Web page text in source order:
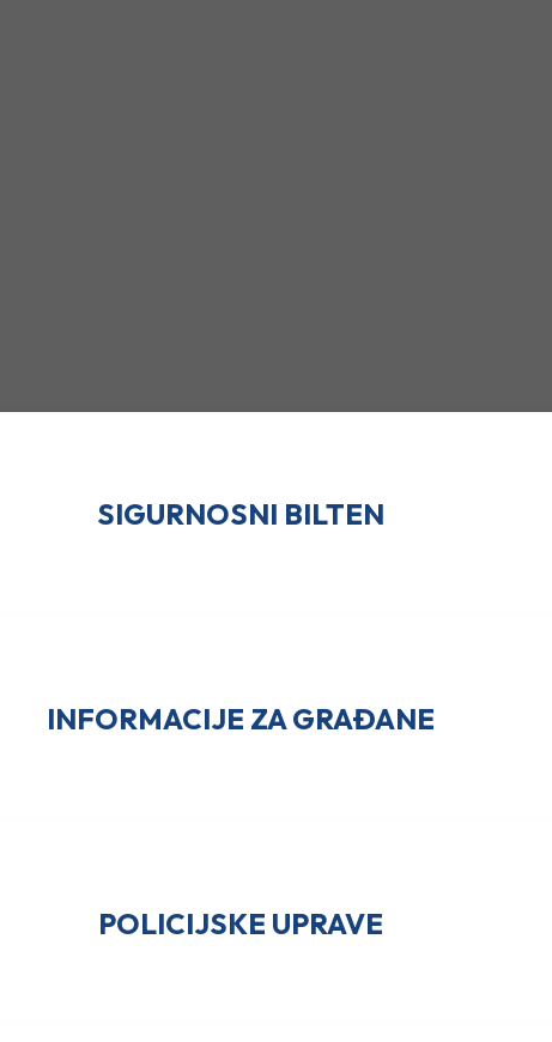
SIGURNOSNI BILTEN
INFORMACIJE ZA GRAĐANE
POLICIJSKE UPRAVE